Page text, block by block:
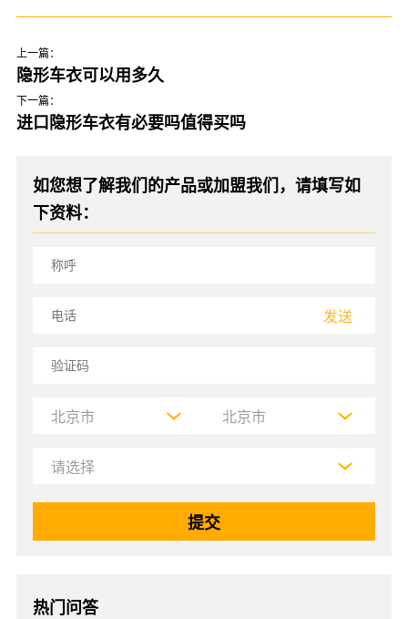
上一篇：
隐形车衣可以用多久
下一篇：
进口隐形车衣有必要吗值得买吗
如您想了解我们的产品或加盟我们，请填写如
下资料：
发送
热门问答